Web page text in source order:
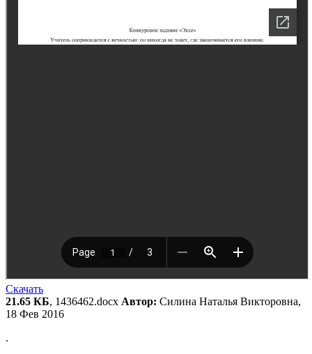
Скачать
21.65 КБ, 1436462.docx Автор: Силина Наталья Викторовна,
18 Фев 2016
.